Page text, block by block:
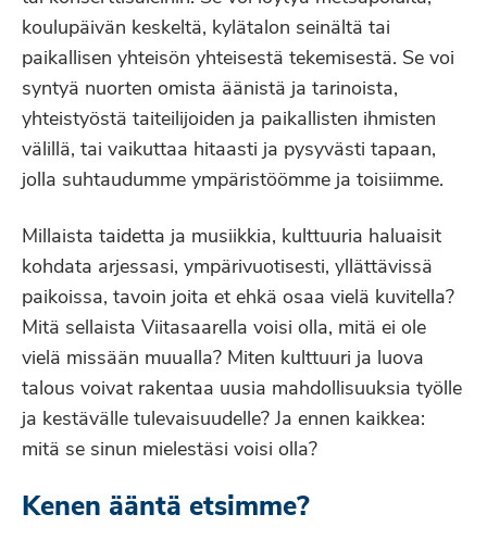
koulupäivän keskeltä, kylätalon seinältä tai
paikallisen yhteisön yhteisestä tekemisestä. Se voi
syntyä nuorten omista äänistä ja tarinoista,
yhteistyöstä taiteilijoiden ja paikallisten ihmisten
välillä, tai vaikuttaa hitaasti ja pysyvästi tapaan,
jolla suhtaudumme ympäristöömme ja toisiimme.
Millaista taidetta ja musiikkia, kulttuuria haluaisit
kohdata arjessasi, ympärivuotisesti, yllättävissä
paikoissa, tavoin joita et ehkä osaa vielä kuvitella?
Mitä sellaista Viitasaarella voisi olla, mitä ei ole
vielä missään muualla? Miten kulttuuri ja luova
talous voivat rakentaa uusia mahdollisuuksia työlle
ja kestävälle tulevaisuudelle? Ja ennen kaikkea:
mitä se sinun mielestäsi voisi olla?
Kenen ääntä etsimme?